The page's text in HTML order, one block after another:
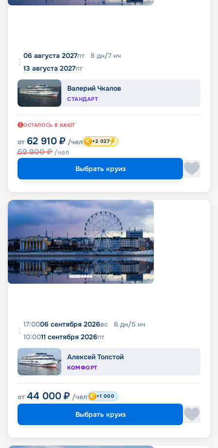
06 августа 2027пт 8 дн/7 нч
13 августа 2027пт
Валерий Чкалов
СТАНДАРТ
ОСТАЛОСЬ 8 КАЮТ
от 62 910 ₽ /чел
69 900₽ /чел
+2 027
Выбрать круиз
17:0006 сентября 2026вс 6 дн/5 нч
10:0011 сентября 2026пт
Алексей Толстой
КОМФОРТ
от 44 000 ₽ /чел +1 000
Выбрать круиз